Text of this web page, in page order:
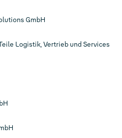
GmbH
Logistik, Vertrieb und Services